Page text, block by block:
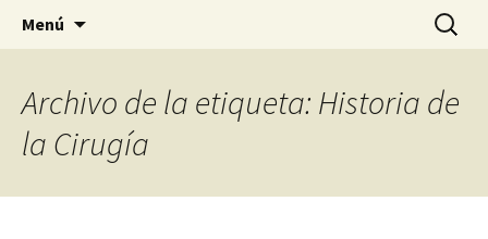
Gomeres
Historia, cultura y pensamiento
Menú Buscar:
Archivo de la etiqueta: Historia de
la Cirugía